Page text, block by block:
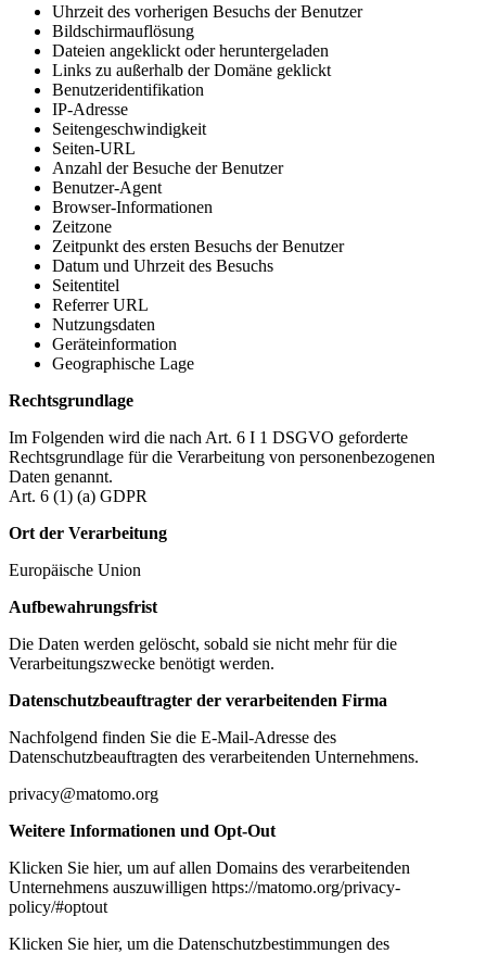
Uhrzeit des vorherigen Besuchs der Benutzer
Bildschirmauflösung
Dateien angeklickt oder heruntergeladen
Links zu außerhalb der Domäne geklickt
Benutzeridentifikation
IP-Adresse
Seitengeschwindigkeit
Seiten-URL
Anzahl der Besuche der Benutzer
Benutzer-Agent
Browser-Informationen
Zeitzone
Zeitpunkt des ersten Besuchs der Benutzer
Datum und Uhrzeit des Besuchs
Seitentitel
Referrer URL
Nutzungsdaten
Geräteinformation
Geographische Lage
Rechtsgrundlage
Im Folgenden wird die nach Art. 6 I 1 DSGVO geforderte
Rechtsgrundlage für die Verarbeitung von personenbezogenen
Daten genannt.
Art. 6 (1) (a) GDPR
Ort der Verarbeitung
Europäische Union
Aufbewahrungsfrist
Die Daten werden gelöscht, sobald sie nicht mehr für die
Verarbeitungszwecke benötigt werden.
Datenschutzbeauftragter der verarbeitenden Firma
Nachfolgend finden Sie die E-Mail-Adresse des
Datenschutzbeauftragten des verarbeitenden Unternehmens.
privacy@matomo.org
Weitere Informationen und Opt-Out
Klicken Sie hier, um auf allen Domains des verarbeitenden
Unternehmens auszuwilligen https://matomo.org/privacy-
policy/#optout
Klicken Sie hier, um die Datenschutzbestimmungen des